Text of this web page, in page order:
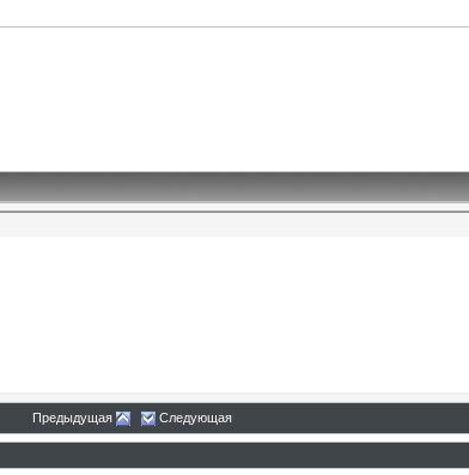
Предыдущая Следующая